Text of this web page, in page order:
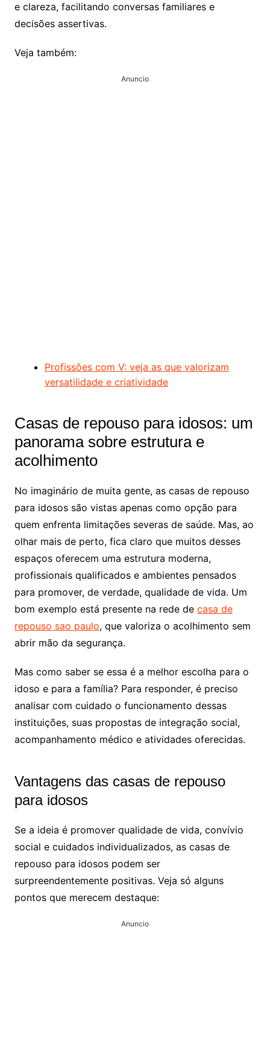
e clareza, facilitando conversas familiares e
decisões assertivas.
Veja também:
Anuncio
Profissões com V: veja as que valorizam
versatilidade e criatividade
Casas de repouso para idosos: um
panorama sobre estrutura e
acolhimento
No imaginário de muita gente, as casas de repouso
para idosos são vistas apenas como opção para
quem enfrenta limitações severas de saúde. Mas, ao
olhar mais de perto, fica claro que muitos desses
espaços oferecem uma estrutura moderna,
profissionais qualificados e ambientes pensados
para promover, de verdade, qualidade de vida. Um
bom exemplo está presente na rede de casa de
repouso sao paulo, que valoriza o acolhimento sem
abrir mão da segurança.
Mas como saber se essa é a melhor escolha para o
idoso e para a família? Para responder, é preciso
analisar com cuidado o funcionamento dessas
instituições, suas propostas de integração social,
acompanhamento médico e atividades oferecidas.
Vantagens das casas de repouso
para idosos
Se a ideia é promover qualidade de vida, convívio
social e cuidados individualizados, as casas de
repouso para idosos podem ser
surpreendentemente positivas. Veja só alguns
pontos que merecem destaque:
Anuncio